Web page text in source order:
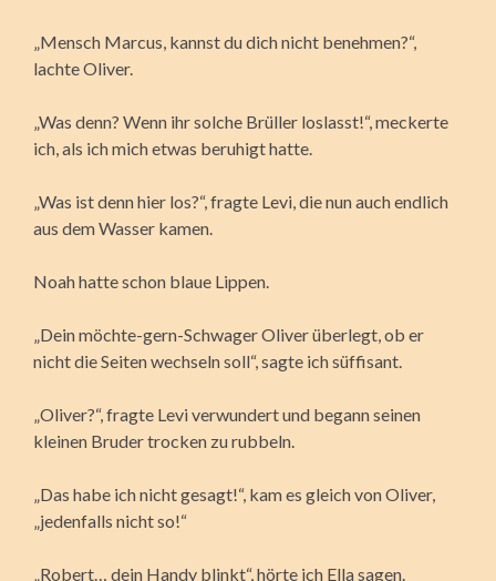
„Mensch Marcus, kannst du dich nicht benehmen?“,
lachte Oliver.
„Was denn? Wenn ihr solche Brüller loslasst!“, meckerte
ich, als ich mich etwas beruhigt hatte.
„Was ist denn hier los?“, fragte Levi, die nun auch endlich
aus dem Wasser kamen.
Noah hatte schon blaue Lippen.
„Dein möchte-gern-Schwager Oliver überlegt, ob er
nicht die Seiten wechseln soll“, sagte ich süffisant.
„Oliver?“, fragte Levi verwundert und begann seinen
kleinen Bruder trocken zu rubbeln.
„Das habe ich nicht gesagt!“, kam es gleich von Oliver,
„jedenfalls nicht so!“
„Robert… dein Handy blinkt“, hörte ich Ella sagen.